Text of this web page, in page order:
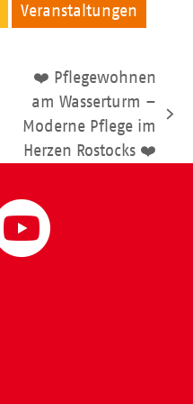
Veranstaltungen
Nächster
Beitrag:
❤️ Pflegewohnen
am Wasserturm –
Moderne Pflege im
Herzen Rostocks ❤️